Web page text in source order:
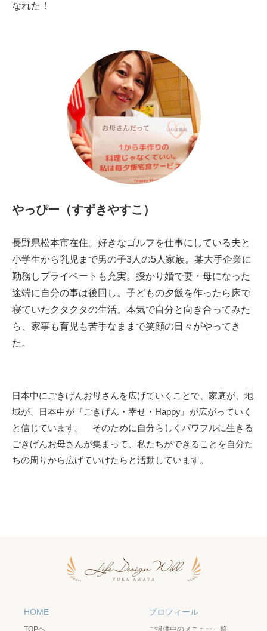
なれた！
やっぴー（すずきやすこ）
長野県松本市在住。 好きなゴルフを仕事にしている夫と
小学生から乳児まで男の子3人の5人家族。 某大手企業に
勤務しプライベートも充実。 授かり婚で妻・母になった
途端に自分の事は後回し。子どもの夕飯を作ったら床で
寝ていたクタクタの生活。 本気で自分と向き合ってみた
ら、家事も育児も苦手なままで笑顔の日々がやってき
た。
日本中にごきげんお母さんを広げていくことで、家庭が、地
域が、日本中が『ごきげん・幸せ・Happy』が広がっていく
と信じています。 そのために自分らしくパワフルに生きる
ごきげんお母さんが集まって、私たちができることを自分た
ちの周りから広げていけたらと活動しています。
HOME プロフィール